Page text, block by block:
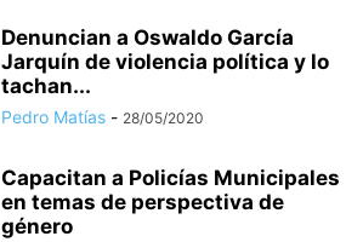
Denuncian a Oswaldo García
Jarquín de violencia política y lo
tachan...
Pedro Matías - 28/05/2020
Capacitan a Policías Municipales
en temas de perspectiva de
género